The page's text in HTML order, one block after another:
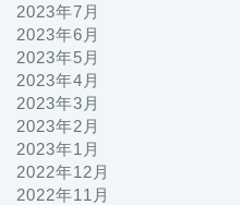
2023年7月
2023年6月
2023年5月
2023年4月
2023年3月
2023年2月
2023年1月
2022年12月
2022年11月